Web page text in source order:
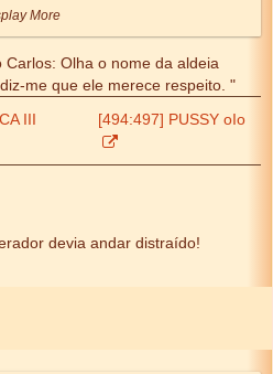
vista. Defendam as vossas
deste fórum.
More
Olha o nome da aldeia
me que ele merece respeito. "
III
[494:497] PUSSY oIo
devia andar distraído!